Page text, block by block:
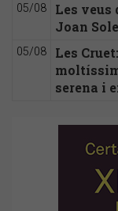
05/08
Les veus
Joan
05/08
Les
serena i